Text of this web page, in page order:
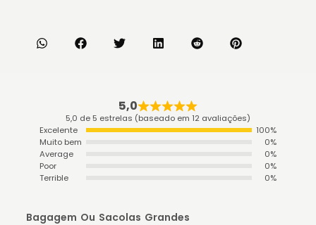
5,0
5,0 de 5 estrelas (baseado em 12 avaliações)
Excelente
100%
Muito bem
0%
Average
0%
Poor
0%
Terrible
0%
Bagagem Ou Sacolas Grandes